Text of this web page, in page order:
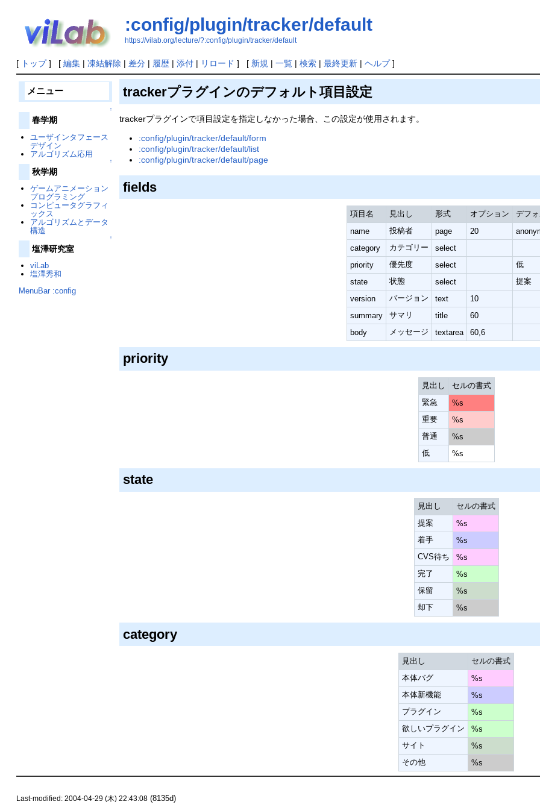
:config/plugin/tracker/default
https://vilab.org/lecture/?:config/plugin/tracker/default
[ トップ] [ 編集| 凍結解除 | 差分| 履歴| 添付| リロード ] [ 新規 | 一覧| 検索| 最終更新| ヘルプ]
trackerプラグインのデフォルト項目設定
trackerプラグインで項目設定を指定しなかった場合、この設定が使用されます。
:config/plugin/tracker/default/form
:config/plugin/tracker/default/list
:config/plugin/tracker/default/page
fields
項目名 見出し 形式 オプション
デフ
name
投稿者 page 20
category
カテゴリー
select
priority
優先度 select
低
state
状態 select
提案
version
バージョン text
10
summary
サマリ title
60
body
メッセージ textarea 60,6
priority
見出し
セルの書式
緊急
%s
重要
%s
普通
%s
低
%s
state
見出し
セルの書式
提案
%s
着手
%s
CVS待ち
%s
完了
%s
保留
%s
却下
%s
category
見出し
セルの書式
本体バグ
%s
本体新機能
%s
プラグイン
%s
欲しいプラグイン
%s
サイト
%s
その他
%s
メニュー
↑
春学期
ユーザインタフェース
デザイン
アルゴリズム応用
↑
秋学期
ゲームアニメーション
プログラミング
コンピュータグラフィ
ックス
アルゴリズムとデータ
構造
↑
塩澤研究室
viLab
塩澤秀和
MenuBar :config
Last-modified: 2004-04-29 (木) 22:43:08(8135d)